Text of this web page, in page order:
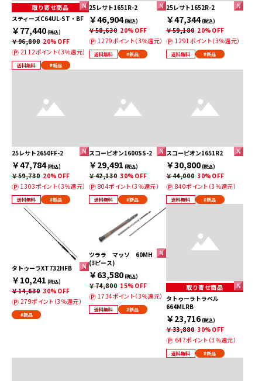
取り寄せ商品
スティーズC64UL-ST・BF
￥77,440(税込)
￥96,800 20%OFF
2112ポイント（3％還元）
送料無料 #新品
25レサト1651R-2
￥46,904(税込)
￥58,630 20%OFF
1279ポイント（3％還元）
送料無料 #新品
25レサト1652R-2
￥47,344(税込)
￥59,180 20%OFF
1291ポイント（3％還元）
送料無料 #新品
25レサト2650FF-2
￥47,784(税込)
￥59,730 20%OFF
1303ポイント（3％還元）
送料無料 #新品
スコーピオン1600SS-2
￥29,491 (税込)
￥42,130 30%OFF
804ポイント（3％還元）
送料無料 #新品
スコーピオン1651R2
￥30,800(税込)
￥44,000 30%OFF
840ポイント（3％還元）
送料無料 #新品
タトゥーラXT732HFB
￥10,241 (税込)
￥14,630 30%OFF
279ポイント（3％還元）
#新品
ツララ マッソ 60MH
(3ピース)
￥63,580(税込)
￥74,800 15%OFF
1734ポイント（3％還元）
送料無料 #新品
取り寄せ商品
タトゥーラトラベル
664MLRB
￥23,716(税込)
￥33,880 30%OFF
647ポイント（3％還元）
送料無料 #新品